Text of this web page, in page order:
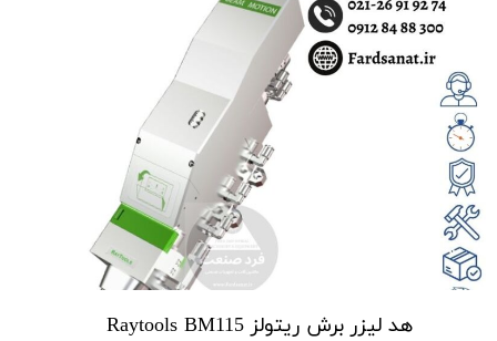
هد لیزر برش ریتولز Raytools BM115